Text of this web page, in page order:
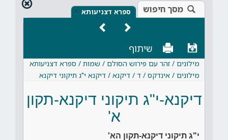
מסך חיפוש ספרא דצניעותא ×
שיתוף
מילונים / זהר עם פירוש הסולם / שמות / ספרא דצניעותא
מילונים / אינדקס / ד / דיקנא / דיקנא י"ג תיקוני דיקנא
דיקנא-י"ג תיקוני דיקנא-תקון
א'
י"ג תיקוני דיקנא-תקון הא'